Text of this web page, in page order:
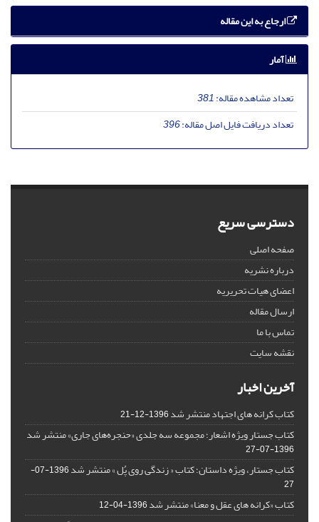
ارجاع به این مقاله
آمار
تعداد مشاهده مقاله:381
تعداد دریافت فایل اصل مقاله:396
دسترسی سریع
صفحه اصلی
درباره نشریه
اعضای هیات تحریریه
ارسال مقاله
تماس با ما
نقشه سایت
آخرین اخبار
کتاب کرانه های اجتهاد منتشر شد1396-12-21
کتاب جستار ویژه اشعار؛ مجموعه سه جلدی «حنجره‌های جاری» منتشر شد
1396-07-27
کتاب جستار، ویژه داستان؛ کتاب « زندگی روی پُل » منتشر شد
1396-07-
27
کتاب «کرانه های عقل و معنا» منتشر شد1396-04-12